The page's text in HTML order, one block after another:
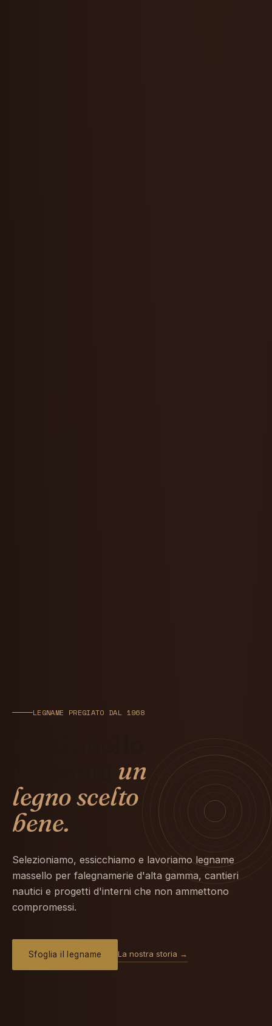
LEGNAME PREGIATO DAL 1968
un
legno scelto
bene.
Selezioniamo, essicchiamo e lavoriamo legname
massello per falegnamerie d'alta gamma, cantieri
nautici e progetti d'interni che non ammettono
compromessi.
Sfoglia il legname La nostra storia →